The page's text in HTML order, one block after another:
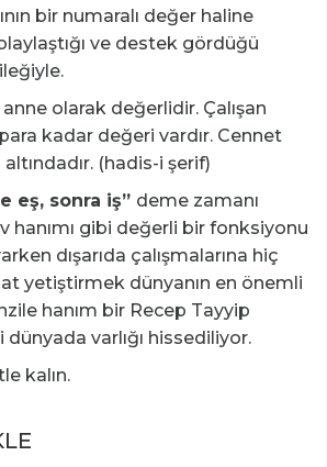
bir numaralı değer haline
ve destek gördüğü
olarak değerlidir. Çalışan
para kadar değeri vardır. Cennet
(hadis-i şerif)
eş, sonra iş” deme zamanı
hanımı gibi değerli bir fonksiyonu
dışarıda çalışmalarına hiç
yetiştirmek dünyanın en önemli
hanım bir Recep Tayyip
varlığı hissediliyor.
kalın.